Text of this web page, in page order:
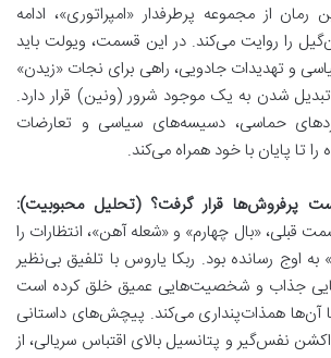
رمان از مجموعه پرطرفدار «امپراتوری»، ادامه
را روایت می‌کند. در این قسمت، ویولت باید
و تهدیدات جادویی، راهی برای نجات «زیدن»
تبدیل شدن به یک موجود شرور (ونین) قرار دارد.
حماسی، دسیسه‌های سیاسی و تعارضات
تا پایان با خود همراه می‌کند.
پرفروش‌ها قرار گرفت؟ (تحلیل محبوبیت):
قبلی، «بال چهارم» و «شعله آهن»، انتظارات را
اوج رسانده بود. ربکا یاروس با تلفیق بی‌نظیر
جذاب و شخصیت‌هایی عمیق خلق کرده است
آن‌ها همذات‌پنداری می‌کند. پیچش‌های داستانی
نفس‌گیر و پتانسیل بالای اقتباس سریالی، از